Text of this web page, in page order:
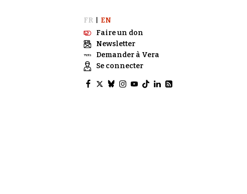
FR
EN
Faire un don
Newsletter
Demander à Vera
Se connecter